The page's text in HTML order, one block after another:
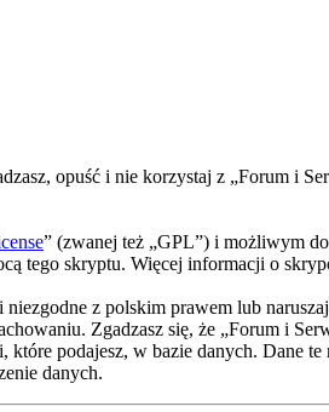
opuść i nie korzystaj z „Forum i
” (zwanej też „GPL”) i możliwym
tego skryptu. Więcej informacji o
z polskim prawem lub
Zgadzasz się, że „Forum i
podajesz, w bazie danych. Dane
danych.